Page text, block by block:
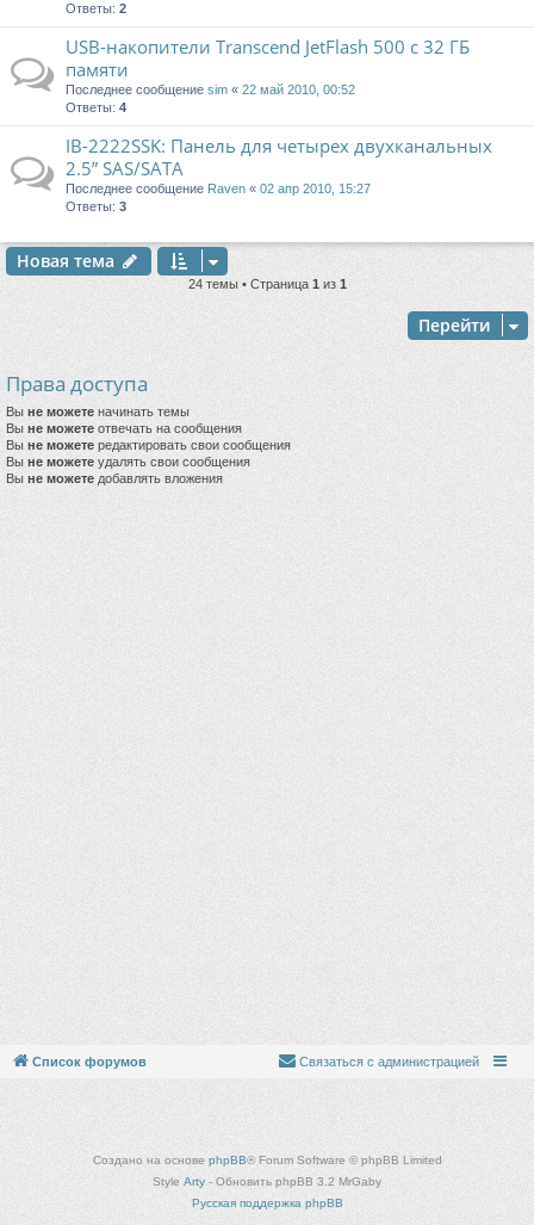
Ответы: 2
USB-накопители Transcend JetFlash 500 с 32 ГБ
памяти
Последнее сообщение sim « 22 май 2010, 00:52
Ответы: 4
IB-2222SSK: Панель для четырех двухканальных
2.5” SAS/SATA
Последнее сообщение Raven « 02 апр 2010, 15:27
Ответы: 3
Новая тема
24 темы • Страница 1из 1
Перейти
Права доступа
Вы не можете начинать темы
Вы не можете отвечать на сообщения
Вы не можете редактировать свои сообщения
Вы не можете удалять свои сообщения
Вы не можете добавлять вложения
Список форумов Связаться с администрацией
Создано на основе phpBB® Forum Software © phpBB Limited
Style Arty - Обновить phpBB 3.2 MrGaby
Русская поддержка phpBB